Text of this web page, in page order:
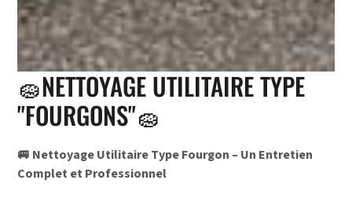
🧽NETTOYAGE UTILITAIRE TYPE
"FOURGONS"🧽
🚐 Nettoyage Utilitaire Type Fourgon – Un Entretien
Complet et Professionnel